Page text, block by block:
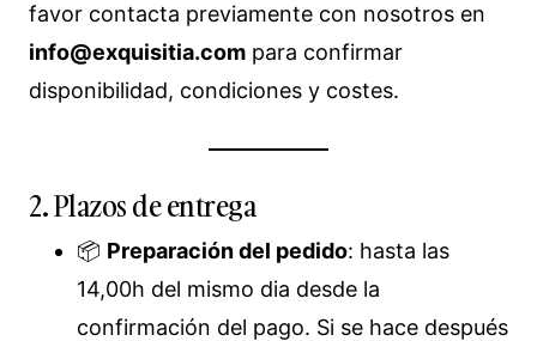
favor contacta previamente con nosotros en
info@exquisitia.com para confirmar
disponibilidad, condiciones y costes.
2. Plazos de entrega
📦 Preparación del pedido: hasta las
14,00h del mismo dia desde la
confirmación del pago. Si se hace después